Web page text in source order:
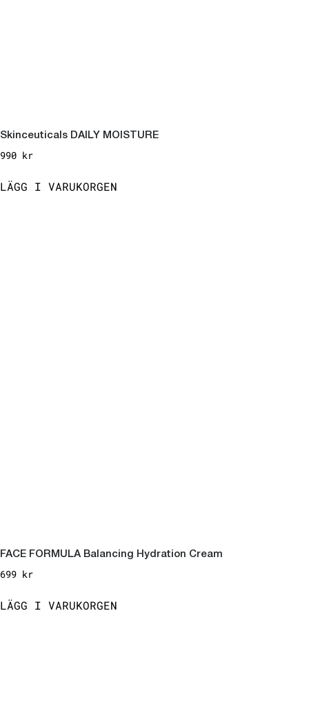
Skinceuticals DAILY MOISTURE
990 kr
LÄGG I VARUKORGEN
FACE FORMULA Balancing Hydration Cream
699 kr
LÄGG I VARUKORGEN